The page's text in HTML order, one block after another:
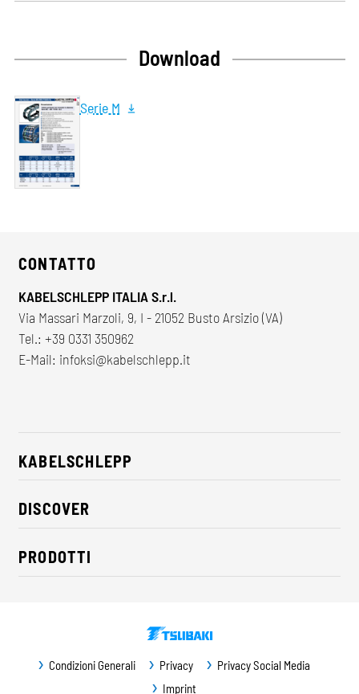
Download
Serie M
CONTATTO
KABELSCHLEPP ITALIA S.r.l.
Via Massari Marzoli, 9, I - 21052 Busto Arsizio (VA)
Tel.: +39 0331 350962
E-Mail: infoksi@kabelschlepp.it
KABELSCHLEPP
Chi siamo
CSR / Sostenibilità
Contatti
DISCOVER
Soluzioni per l'industria
Novità
PRODOTTI
Protezione di guide
Condizioni Generali Privacy
Privacy Social Media
Imprint